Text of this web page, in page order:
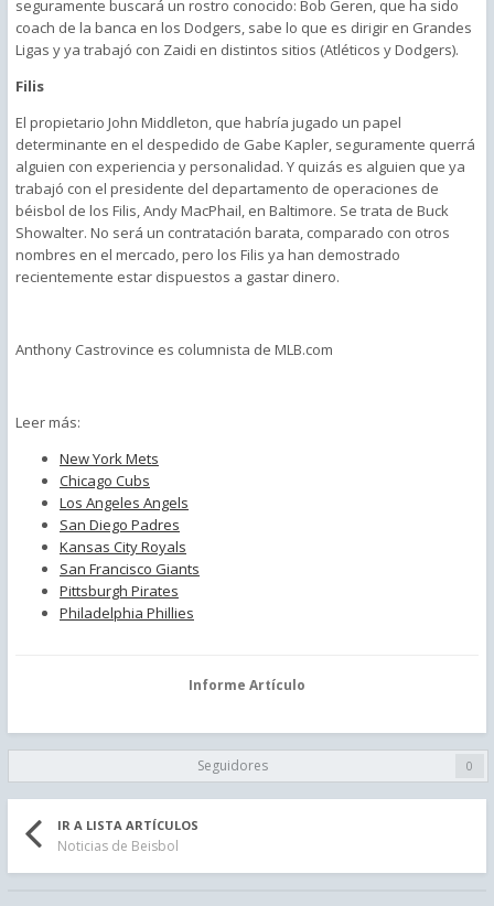
seguramente buscará un rostro conocido: Bob Geren, que ha sido
coach de la banca en los Dodgers, sabe lo que es dirigir en Grandes
Ligas y ya trabajó con Zaidi en distintos sitios (Atléticos y Dodgers).
Filis
El propietario John Middleton, que habría jugado un papel
determinante en el despedido de Gabe Kapler, seguramente querrá
alguien con experiencia y personalidad. Y quizás es alguien que ya
trabajó con el presidente del departamento de operaciones de
béisbol de los Filis, Andy MacPhail, en Baltimore. Se trata de Buck
Showalter. No será un contratación barata, comparado con otros
nombres en el mercado, pero los Filis ya han demostrado
recientemente estar dispuestos a gastar dinero.
Anthony Castrovince es columnista de MLB.com
Leer más:
New York Mets
Chicago Cubs
Los Angeles Angels
San Diego Padres
Kansas City Royals
San Francisco Giants
Pittsburgh Pirates
Philadelphia Phillies
Informe Artículo
Seguidores 0
IR A LISTA ARTÍCULOS
Noticias de Beisbol